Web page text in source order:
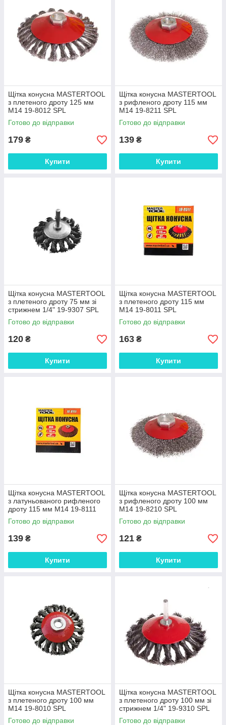
Щітка конусна MASTERTOOL
з плетеного дроту 125 мм
М14 19-8012 SPL
Готово до відправки
179 ₴
Купити
Щітка конусна MASTERTOOL
з рифленого дроту 115 мм
М14 19-8211 SPL
Готово до відправки
139 ₴
Купити
Щітка конусна MASTERTOOL
з плетеного дроту 75 мм зі
стрижнем 1/4" 19-9307 SPL
Готово до відправки
120 ₴
Купити
Щітка конусна MASTERTOOL
з плетеного дроту 115 мм
М14 19-8011 SPL
Готово до відправки
163 ₴
Купити
Щітка конусна MASTERTOOL
з латуньованого рифленого
дроту 115 мм М14 19-8111
SPL
Готово до відправки
139 ₴
Купити
Щітка конусна MASTERTOOL
з рифленого дроту 100 мм
М14 19-8210 SPL
Готово до відправки
121 ₴
Купити
Щітка конусна MASTERTOOL
з плетеного дроту 100 мм
М14 19-8010 SPL
Готово до відправки
Щітка конусна MASTERTOOL
з плетеного дроту 100 мм зі
стрижнем 1/4" 19-9310 SPL
Готово до відправки